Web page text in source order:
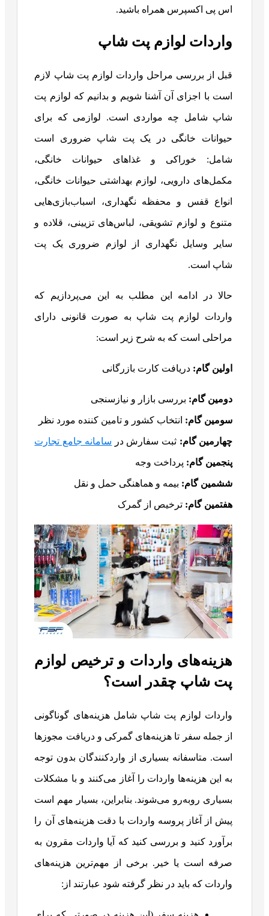
اس پی اکسپرس همراه باشید.
واردات لوازم پت شاپ
قبل از بررسی مراحل واردات لوازم پت شاپ لازم
است با اجزای آن آشنا شویم و بدانیم که لوازم پت
شاپ شامل چه مواردی است. لوازمی که برای
حیوانات خانگی در یک پت‌ شاپ ضروری است
شامل: خوراکی و غذاهای حیوانات خانگی،
مکمل‌های دارویی، لوازم بهداشتی حیوانات خانگی،
انواع قفس و محفظه نگهداری، اسباب‌بازی‌هایی
متنوع و لوازم تشویقی، لباس‌های تزیینی، قلاده و
سایر وسایل نگهداری از لوازم ضروری یک پت‌
شاپ است.
حالا در ادامه این مطلب به این می‌پردازیم که
واردات لوازم پت شاپ به صورت قانونی دارای
مراحلی است که به شرح زیر است:
اولین گام: دریافت کارت بازرگانی
دومین گام: بررسی بازار و نیازسنجی
سومین گام: انتخاب کشور و تامین کننده مورد نظر
چهارمین گام: ثبت سفارش در سامانه جامع تجارت
پنجمین گام: پرداخت وجه
ششمین گام: بیمه و هماهنگی حمل و نقل
هفتمین گام: ترخیص از گمرک
هزینه‌های واردات و ترخیص لوازم
پت شاپ چقدر است؟
واردات لوازم پت شاپ شامل هزینه‌های گوناگونی
از جمله سفر تا هزینه‌های گمرکی و دریافت مجوزها
است. متاسفانه بسیاری از واردکنندگان بدون توجه
به این هزینه‌ها واردات را آغاز می‌کنند و با مشکلات
بسیاری روبه‌رو می‌شوند. بنابراین، بسیار مهم است
پیش از آغاز پروسه واردات با دقت هزینه‌های آن را
برآورد کنید و بررسی کنید که آیا واردات مقرون به
صرفه است یا خیر. برخی از مهم‌ترین هزینه‌های
واردات که باید در نظر گرفته شود عبارتند از: